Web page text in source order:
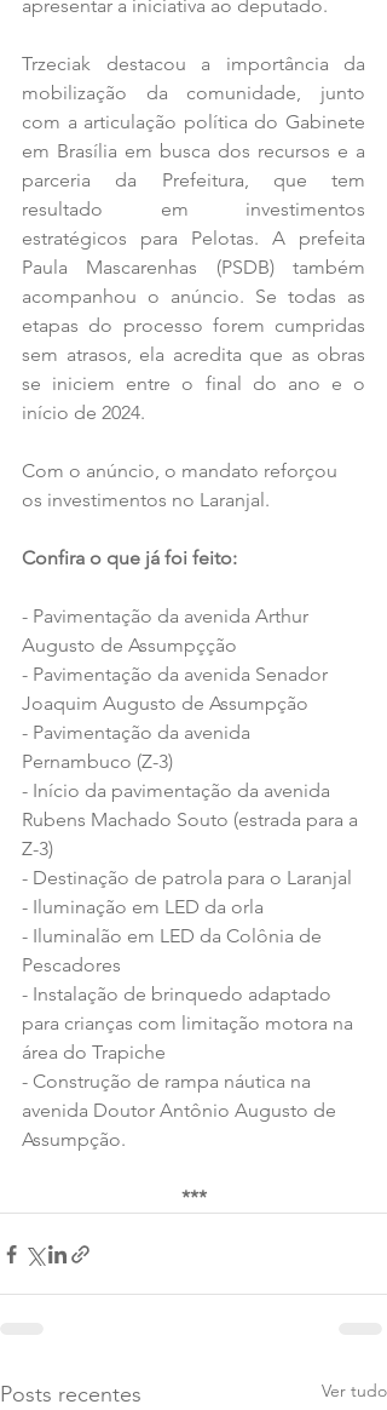
apresentar a iniciativa ao deputado.
Trzeciak destacou a importância da
mobilização da comunidade, junto
com a articulação política do Gabinete
em Brasília em busca dos recursos e a
parceria da Prefeitura, que tem
resultado em investimentos
estratégicos para Pelotas. A prefeita
Paula Mascarenhas (PSDB) também
acompanhou o anúncio. Se todas as
etapas do processo forem cumpridas
sem atrasos, ela acredita que as obras
se iniciem entre o final do ano e o
início de 2024.
Com o anúncio, o mandato reforçou
os investimentos no Laranjal.
Confira o que já foi feito:
- Pavimentação da avenida Arthur
Augusto de Assumpçção
- Pavimentação da avenida Senador
Joaquim Augusto de Assumpção
- Pavimentação da avenida
Pernambuco (Z-3)
- Início da pavimentação da avenida
Rubens Machado Souto (estrada para a
Z-3)
- Destinação de patrola para o Laranjal
- Iluminação em LED da orla
- Iluminalão em LED da Colônia de
Pescadores
- Instalação de brinquedo adaptado
para crianças com limitação motora na
área do Trapiche
- Construção de rampa náutica na
avenida Doutor Antônio Augusto de
Assumpção.
***
Posts recentes Ver tudo